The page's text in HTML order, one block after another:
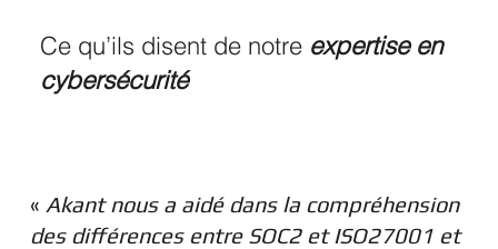
Ce qu’ils disent de notre expertise en
cybersécurité
« Akant nous a aidé dans la compréhension
des différences entre SOC2 et ISO27001 et